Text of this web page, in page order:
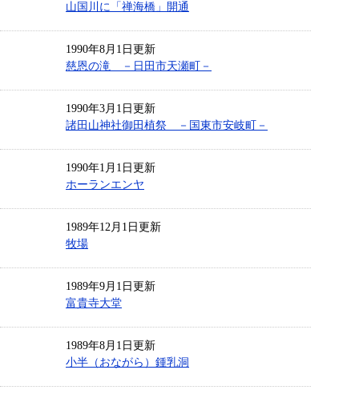
山国川に「禅海橋」開通
1990年8月1日更新
慈恩の滝 －日田市天瀬町－
1990年3月1日更新
諸田山神社御田植祭 －国東市安岐町－
1990年1月1日更新
ホーランエンヤ
1989年12月1日更新
牧場
1989年9月1日更新
富貴寺大堂
1989年8月1日更新
小半（おながら）鍾乳洞